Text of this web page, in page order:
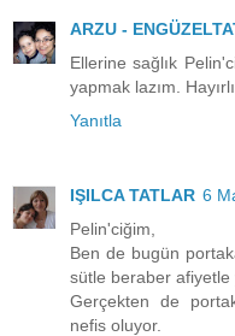
ARZU -
Ellerine sağlık
yapmak lazım.
Yanıtla
IŞILCA TATLAR 6
Pelin'ciğim,
Ben de bugün
sütle beraber afiyetle
Gerçekten de
nefis oluyor.